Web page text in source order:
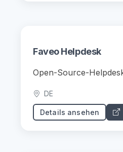
Faveo Helpdesk
Open-Source-
DE
Details ansehen